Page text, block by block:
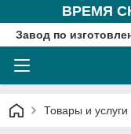
ВРЕМЯ
Завод по
Товары и услуги